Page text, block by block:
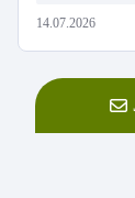
14.07.2026